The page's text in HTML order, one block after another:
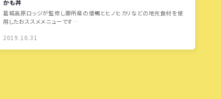
かも丼
葛城高原ロッジが監修し御所産の倭鴨とヒノヒカリなどの地元食材を使
用したおススメメニューです…
2019.10.31